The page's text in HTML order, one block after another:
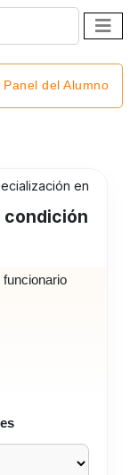
Panel del Alumno
en
condición